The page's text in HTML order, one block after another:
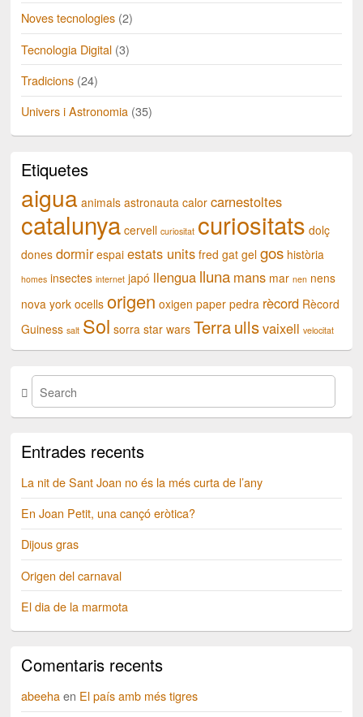
Noves tecnologies (2)
Tecnologia Digital (3)
Tradicions (24)
Univers i Astronomia (35)
Etiquetes
aigua animals astronauta calor carnestoltes
catalunya cervell curiositat curiositats dolç
dones dormir espai estats units fred gat gel gos història
homes insectes internet japó llengua lluna mans mar nen nens
nova york ocells origen oxigen paper pedra rècord Rècord
Guiness salt Sol sorra star wars Terraullsvaixell velocitat
Entrades recents
La nit de Sant Joan no és la més curta de l’any
En Joan Petit, una cançó eròtica?
Dijous gras
Origen del carnaval
El dia de la marmota
Comentaris recents
abeehaen El país amb més tigres